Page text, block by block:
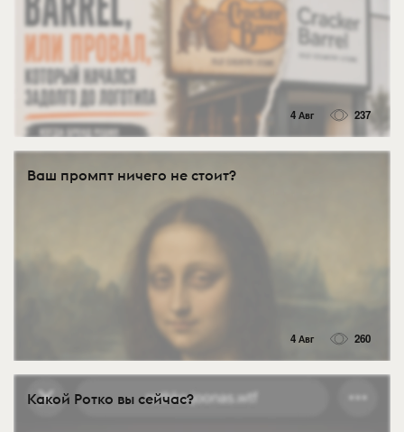
4 Авг 237
Ваш промпт ничего не стоит?
4 Авг 260
Какой Ротко вы сейчас?